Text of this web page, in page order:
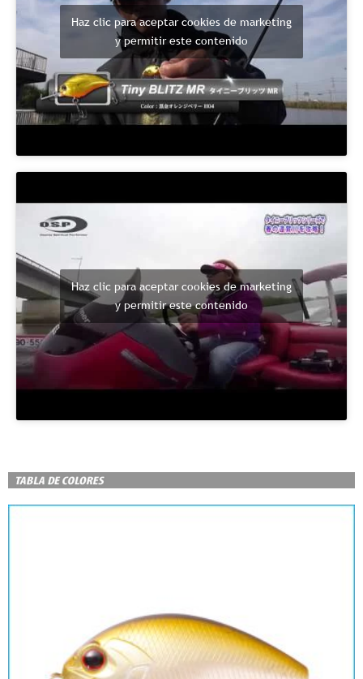
Haz clic para aceptar cookies de marketing
y permitir este contenido
Haz clic para aceptar cookies de marketing
y permitir este contenido